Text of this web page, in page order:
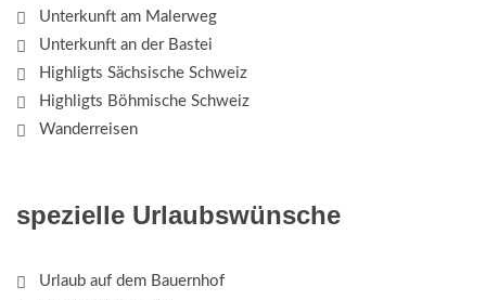
Unterkunft am Malerweg
Unterkunft an der Bastei
Highligts Sächsische Schweiz
Highligts Böhmische Schweiz
Wanderreisen
spezielle Urlaubswünsche
Urlaub auf dem Bauernhof